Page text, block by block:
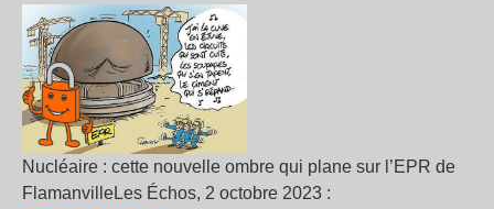
Nucléaire : cette nouvelle ombre qui plane sur l’EPR de
FlamanvilleLes Échos, 2 octobre 2023 :